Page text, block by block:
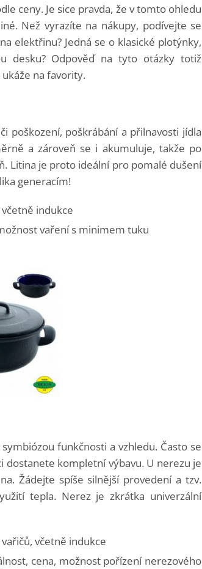
ceny. Je sice pravda, že v tomto ohledu
Než vyrazíte na nákupy, podívejte se
elektřinu? Jedná se o klasické plotýnky,
desku? Odpověď na tyto otázky totiž
na favority.
poškození, poškrábání a přilnavosti jídla
a zároveň se i akumuluje, takže po
Litina je proto ideální pro pomalé dušení
generacím!
indukce
vaření s minimem tuku
funkčnosti a vzhledu. Často se
dostanete kompletní výbavu. U nerezu je
Žádejte spíše silnější provedení a tzv.
tepla. Nerez je zkrátka univerzální
včetně indukce
cena, možnost pořízení nerezového